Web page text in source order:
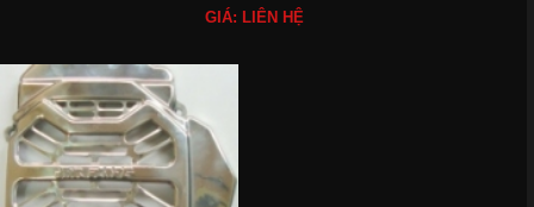
GIÁ: LIÊN HỆ